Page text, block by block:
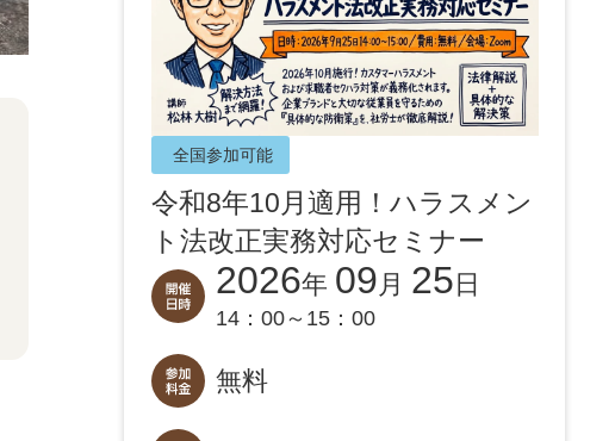
全国参加可能
令和8年10月適用！ハラスメン
ト法改正実務対応セミナー
2026年 09 月 25日
14：00～15：00
無料